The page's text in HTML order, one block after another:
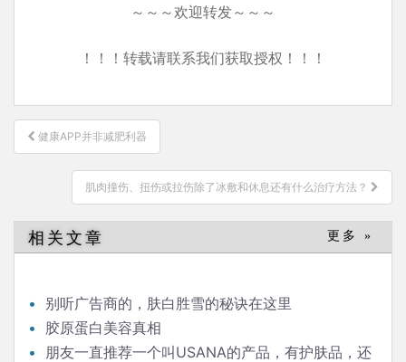
～～～欢迎转发～～～
！！！转载请联系我们获取授权！！！
文
章
健康APP并非减肥利器
肌肉撞伤、扭伤或拉伤除了冰敷和休息还有什么治疗方法？
相关文章 更多 »
别听广告商的，肤白胜雪的秘诀在这里
胶原蛋白美容真相
朋友一直推荐一个叫USANA的产品，有护肤品，还